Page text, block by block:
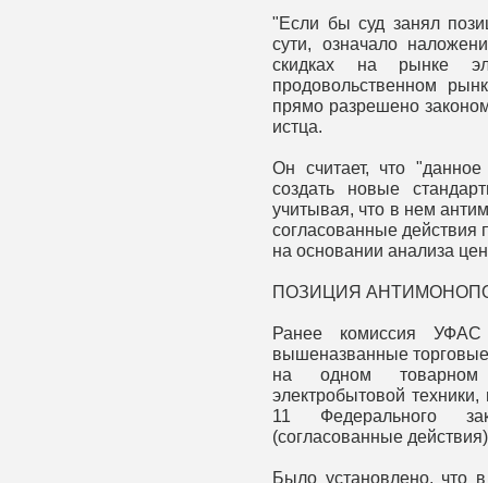
"Если бы суд занял
сути, означало
скидках на рынке
продовольственном
прямо разрешено
истца.
Он считает, что
создать новые
учитывая, что в нем
согласованные
на основании анализа
ПОЗИЦИЯ
Ранее комиссия УФАС
вышеназванные
на одном товарном
электробытовой
11 Федерального
(согласованные
Было установлено, что